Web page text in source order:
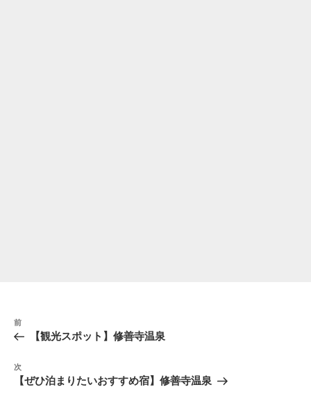
投
稿
ビ
ゲ
前
の
稿
前
【観光スポット】修善寺温泉
次
の
次
【ぜひ泊まりたいおすすめ宿】修善寺温泉